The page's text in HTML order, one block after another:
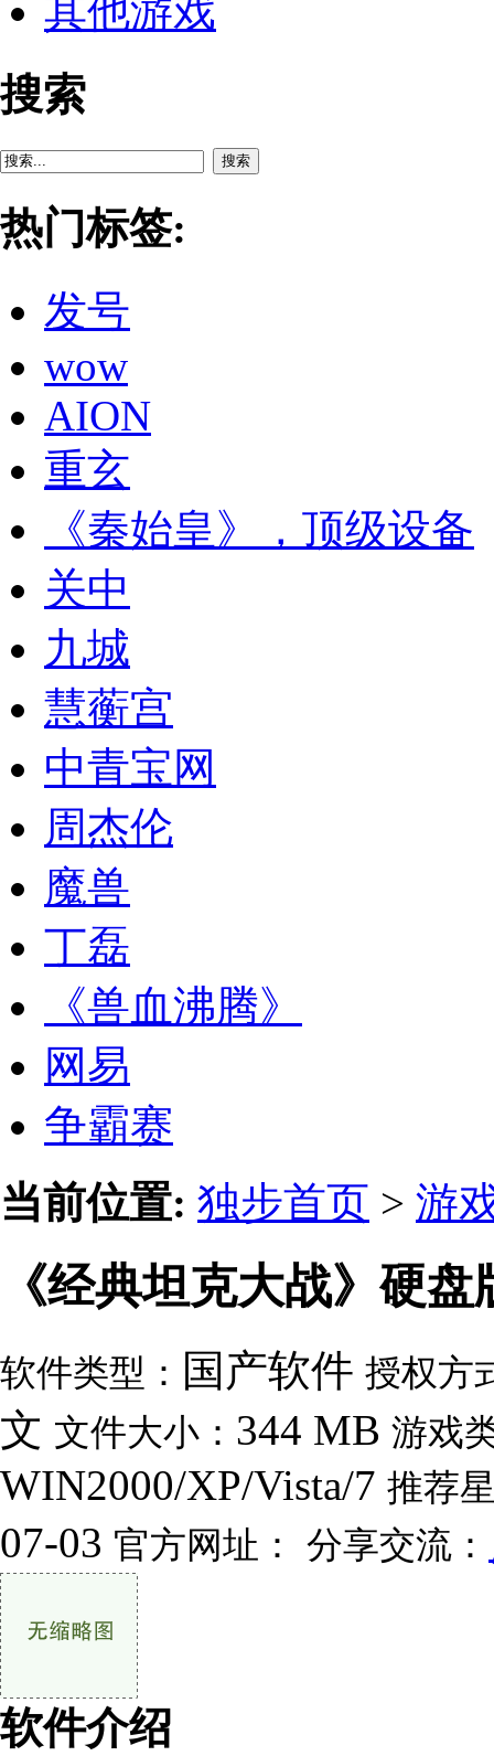
其他游戏
搜索
搜索
热门标签:
发号
wow
AION
重玄
《秦始皇》，顶级设备
关中
九城
慧蘅宫
中青宝网
周杰伦
魔兽
丁磊
《兽血沸腾》
网易
争霸赛
当前位置: 独步首页 > 游
《经典坦克大战》硬盘
软件类型： 国产软件 授权方
文 文件大小： 344 MB 游戏
WIN2000/XP/Vista/7 推荐
07-03 官方网址： 分享交流：
软件介绍